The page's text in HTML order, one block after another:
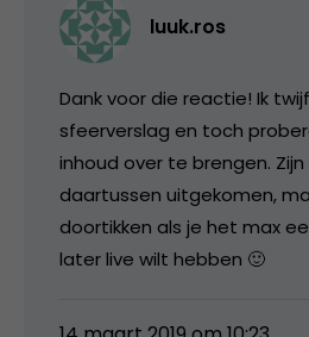
luuk.ros
Dank voor die reactie! Ik
sfeerverslag en toch
inhoud over te brengen.
daartussen uitgekomen,
doortikken als je het max
later live wilt hebben 🙂